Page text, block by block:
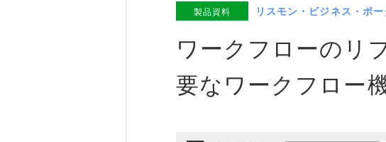
製品資料 リスモン・ビジネス・ポ
ワークフローのリ
要なワークフロー